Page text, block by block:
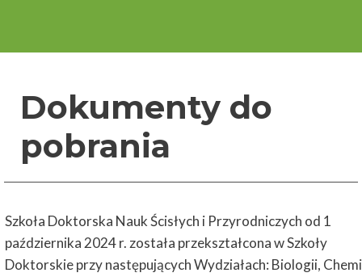
Dokumenty do
pobrania
Szkoła Doktorska Nauk Ścisłych i Przyrodniczych od 1
października 2024 r. została przekształcona w Szkoły
Doktorskie przy następujących Wydziałach: Biologii,